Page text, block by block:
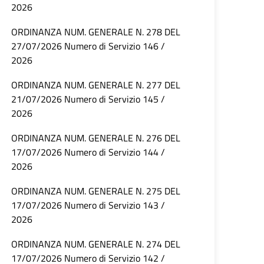
2026
ORDINANZA NUM. GENERALE N. 278 DEL
27/07/2026 Numero di Servizio 146 /
2026
ORDINANZA NUM. GENERALE N. 277 DEL
21/07/2026 Numero di Servizio 145 /
2026
ORDINANZA NUM. GENERALE N. 276 DEL
17/07/2026 Numero di Servizio 144 /
2026
ORDINANZA NUM. GENERALE N. 275 DEL
17/07/2026 Numero di Servizio 143 /
2026
ORDINANZA NUM. GENERALE N. 274 DEL
17/07/2026 Numero di Servizio 142 /